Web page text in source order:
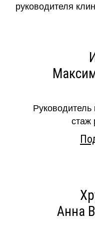
руководителя
Руководитель
стаж
Анна